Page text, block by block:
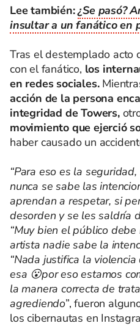
Lee también:¿Se pasó?
insultar a un fanático en
Tras el destemplado acto
con el fanático, los
en redes sociales.
acción de la persona
integridad de Towers,
movimiento que ejerció
haber causado un
“Para eso es la
nunca se sabe las
aprendan a respetar, si
desorden y se les saldría
“Muy bien el público
artista nadie sabe la
“Nada justifica la
esa 😮por eso estamos
la manera correcta de
agrediendo”, fueron
los cibernautas en